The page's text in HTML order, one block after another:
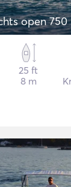
open 750
25 ft
8 m